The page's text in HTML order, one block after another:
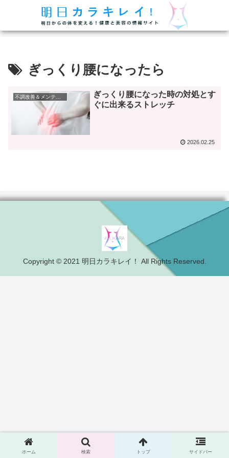
ぎっくり腰になったら
ぎっくり腰になった時の対処とす
ぐに出来るストレッチ
2026.02.25
Copyright © 2021 明日カラキレイ！ All Rights Reserved.
ホーム 検索 トップ サイドバー